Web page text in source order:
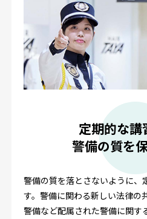
定期的な講
警備の質を
警備の質を落とさないように、
す。警備に関わる新しい法律の
警備など配属された警備に関す